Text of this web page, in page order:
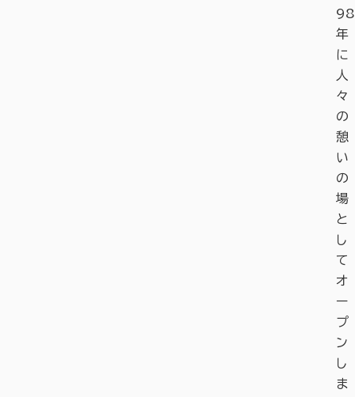
98
年
に
人
々
の
憩
い
の
場
と
し
て
オ
ー
プ
ン
し
ま